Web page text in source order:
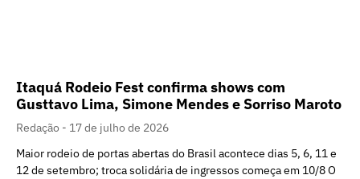
Itaquá Rodeio Fest confirma shows com
Gusttavo Lima, Simone Mendes e Sorriso Maroto
Redação
17 de julho de 2026
Maior rodeio de portas abertas do Brasil acontece dias 5, 6, 11 e
12 de setembro; troca solidária de ingressos começa em 10/8 O